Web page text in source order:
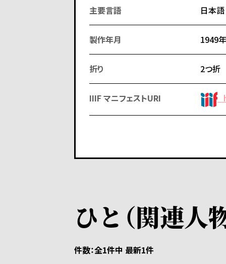
主要言語 日本語
製作年月 1949
折り 2つ折
IIIF マニフェストURI
ひと（関連人
件数 全1件中 最新1件